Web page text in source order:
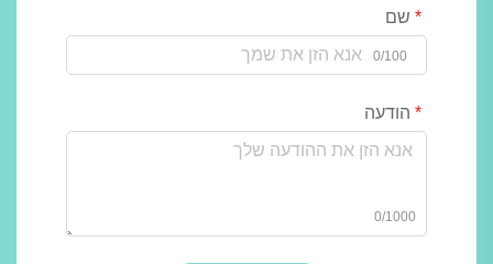
שם
0/100
הודעה
0/1000